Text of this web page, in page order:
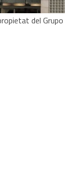
del Grupo